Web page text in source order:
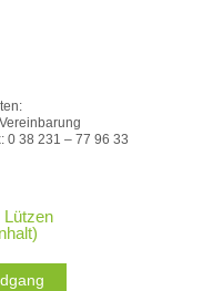
0 38 231 – 77 96 33
Lützen